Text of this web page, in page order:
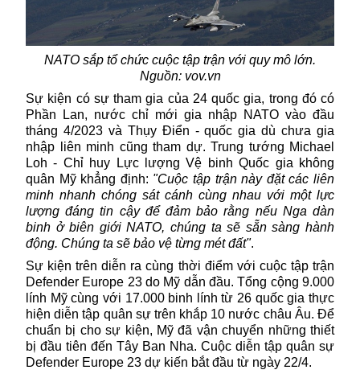
NATO sắp tổ chức cuộc tập trận với quy mô lớn.
Nguồn: vov.vn
Sự kiện có sự tham gia của 24 quốc gia, trong đó có
Phần Lan, nước chỉ mới gia nhập NATO vào đầu
tháng 4/2023 và Thụy Điển - quốc gia dù chưa gia
nhập liên minh cũng tham dự. Trung tướng Michael
Loh - Chỉ huy Lực lượng Vệ binh Quốc gia không
quân Mỹ khẳng định: "Cuộc tập trận này đặt các liên
minh nhanh chóng sát cánh cùng nhau với một lực
lượng đáng tin cậy để đảm bảo rằng nếu Nga dàn
binh ở biên giới NATO, chúng ta sẽ sẵn sàng hành
động. Chúng ta sẽ bảo vệ từng mét đất".
Sự kiện trên diễn ra cùng thời điểm với cuộc tập trận
Defender Europe 23 do Mỹ dẫn đầu. Tổng cộng 9.000
lính Mỹ cùng với 17.000 binh lính từ 26 quốc gia thực
hiện diễn tập quân sự trên khắp 10 nước châu Âu. Để
chuẩn bị cho sự kiện, Mỹ đã vận chuyển những thiết
bị đầu tiên đến Tây Ban Nha. Cuộc diễn tập quân sự
Defender Europe 23 dự kiến bắt đầu từ ngày 22/4.